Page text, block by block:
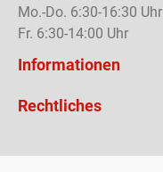
Mo.-Do. 6:30-16:30 Uhr
Fr. 6:30-14:00 Uhr
Informationen
Rechtliches